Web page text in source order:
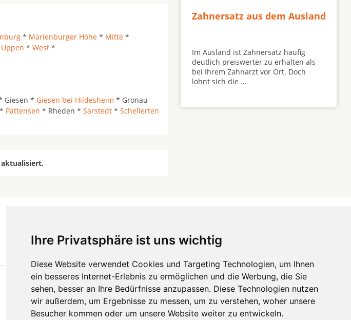
Ihre Privatsphäre ist uns wichtig
Diese Website verwendet Cookies und Targeting Technologien, um Ihnen
ein besseres Internet-Erlebnis zu ermöglichen und die Werbung, die Sie
sehen, besser an Ihre Bedürfnisse anzupassen. Diese Technologien nutzen
wir außerdem, um Ergebnisse zu messen, um zu verstehen, woher unsere
Besucher kommen oder um unsere Website weiter zu entwickeln.
* Marienburger Höhe * Mitte *
Uppen * West *
Giesen * Giesen bei Hildesheim * Gronau
* Pattensen * Rheden * Sarstedt * Schellerten
Zahnersatz aus dem Ausland
Im Ausland ist Zahnersatz häufig
deutlich preiswerter zu erhalten als
bei Ihrem Zahnarzt vor Ort. Doch
lohnt sich die ...
mehr ...
Zahnärzte in Städten
Zahnärzte in Stadtteilen
Hörgeräte die-endverbraucher.com